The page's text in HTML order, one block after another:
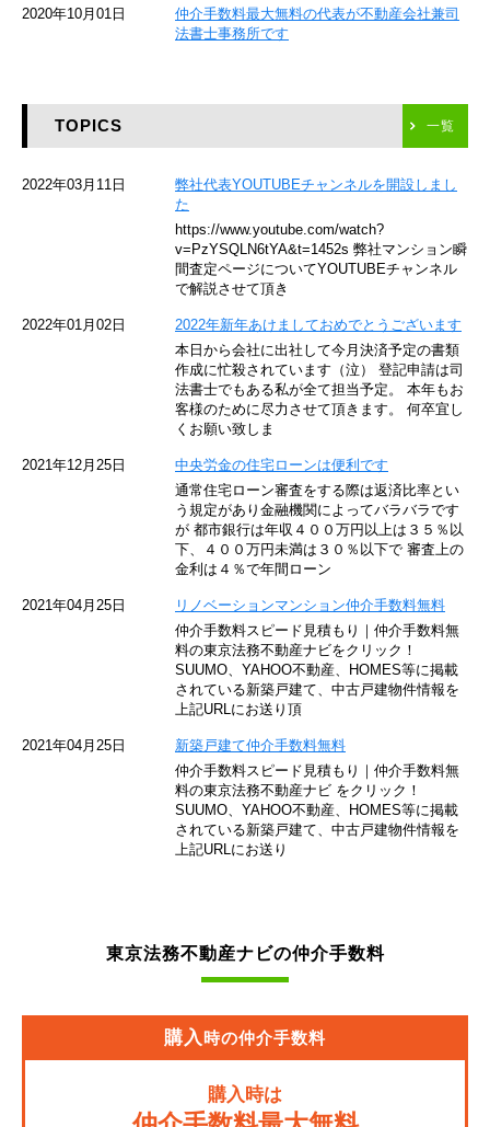
東海道新幹線
東京メトロ東西線
京王井の頭線
JR湘南新宿ライン
京王京王線
東京臨海高速鉄道
東急世田谷線
JR南武線
2020年10月01日
仲介手数料最大無料の代表が不動産会社兼司
法書士事務所です
TOPICS 一覧
2022年03月11日
弊社代表YOUTUBEチャンネルを開設しまし
た
https://www.youtube.com/watch?
v=PzYSQLN6tYA&t=1452s 弊社マンション瞬
間査定ページについてYOUTUBEチャンネル
で解説させて頂き
2022年01月02日
2022年新年あけましておめでとうございます
本日から会社に出社して今月決済予定の書類
作成に忙殺されています（泣） 登記申請は司
法書士でもある私が全て担当予定。 本年もお
客様のために尽力させて頂きます。 何卒宜し
くお願い致しま
2021年12月25日
中央労金の住宅ローンは便利です
通常住宅ローン審査をする際は返済比率とい
う規定があり金融機関によってバラバラです
が 都市銀行は年収４００万円以上は３５％以
下、４００万円未満は３０％以下で 審査上の
金利は４％で年間ローン
2021年04月25日
リノベーションマンション仲介手数料無料
仲介手数料スピード見積もり｜仲介手数料無
料の東京法務不動産ナビをクリック！
SUUMO、YAHOO不動産、HOMES等に掲載
されている新築戸建て、中古戸建物件情報を
上記URLにお送り頂
2021年04月25日
新築戸建て仲介手数料無料
仲介手数料スピード見積もり｜仲介手数料無
料の東京法務不動産ナビ をクリック！
SUUMO、YAHOO不動産、HOMES等に掲載
されている新築戸建て、中古戸建物件情報を
上記URLにお送り
東京法務不動産ナビの仲介手数料
購入時の仲介手数料
購入時は